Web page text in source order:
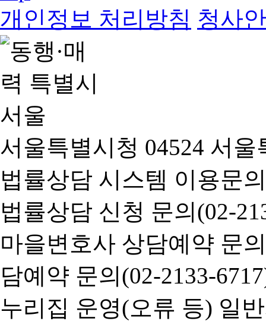
개인정보 처리방침 청사
서울특별시청 04524 서
법률상담 시스템 이용문
법률상담 신청 문의(02-
마을변호사 상담예약 문
담예약 문의(02-2133-
누리집 운영(오류 등) 일